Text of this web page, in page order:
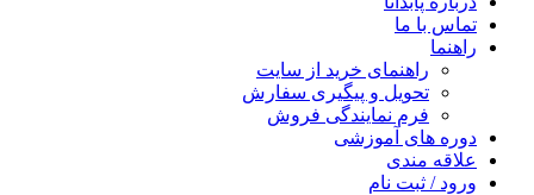
تماس با ما
راهنما
راهنمای خرید از سایت
تحویل و پیگیری سفارش
فرم نمایندگی فروش
دوره های آموزشی
علاقه مندی
ورود / ثبت نام